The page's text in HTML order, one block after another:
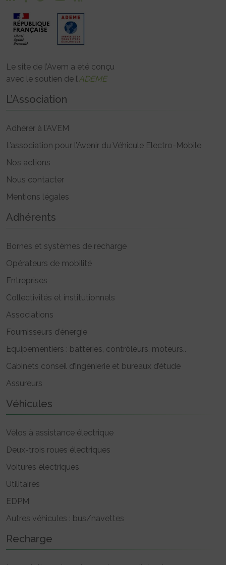
Le site de l’Avem a été conçu
avec le soutien de l’ADEME
L’Association
Adhérer à l’AVEM
L’association pour l’Avenir du Véhicule Electro-Mobile
Nos actions
Nous contacter
Mentions légales
Adhérents
Bornes et systèmes de recharge
Opérateurs de mobilité
Entreprises
Collectivités et institutionnels
Associations
Fournisseurs d’énergie
Equipementiers : batteries, contrôleurs, moteurs..
Cabinets conseil d’ingénierie et bureaux d’étude
Assureurs
Véhicules
Vélos à assistance électrique
Deux-trois roues électriques
Voitures électriques
Utilitaires
EDPM
Autres véhicules : bus/navettes
Recharge